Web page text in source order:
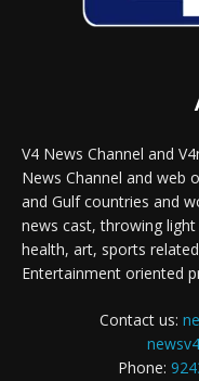
V4 News Channel and
News Channel and web
and Gulf countries and
news cast, throwing
health, art, sports
Entertainment oriented
Contact us:
Phone: